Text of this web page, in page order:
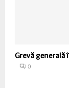
Grevă generală
0